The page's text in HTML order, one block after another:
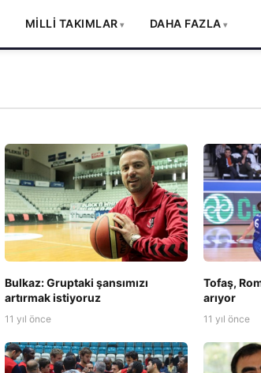
MİLLİ TAKIMLAR DAHA FAZLA
Bulkaz: Gruptaki şansımızı
artırmak istiyoruz
11 yıl önce
Tofaş,
arıyor
11 yıl önce